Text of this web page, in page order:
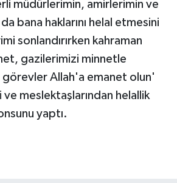
müdürlerimin, amirlerimin ve
bana haklarını helal etmesini
sonlandırırken kahraman
gazilerimizi minnetle
görevler Allah'a emanet olun'
meslektaşlarından helallik
yaptı.